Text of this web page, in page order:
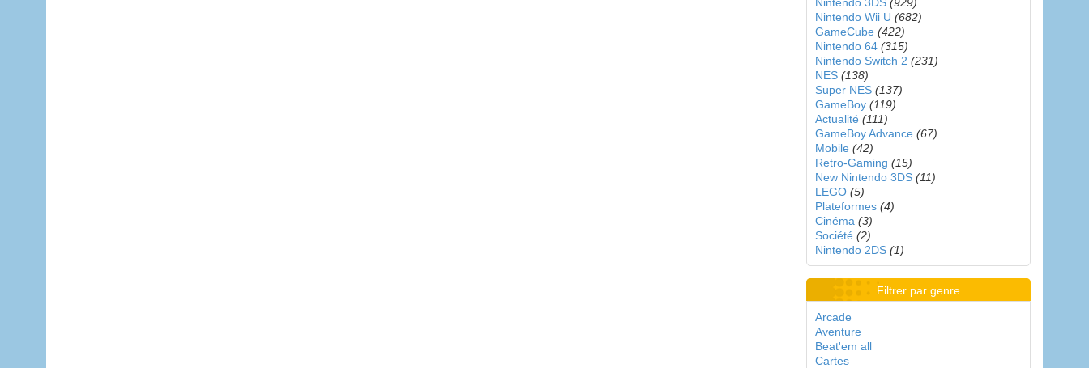
Nintendo Wii U (682)
GameCube (422)
Nintendo 64 (315)
Nintendo Switch 2 (231)
NES (138)
Super NES (137)
GameBoy (119)
Actualité (111)
GameBoy Advance (67)
Mobile (42)
Retro-Gaming (15)
New Nintendo 3DS (11)
LEGO (5)
Plateformes (4)
Cinéma (3)
Société (2)
Nintendo 2DS (1)
Filtrer par genre
Arcade
Aventure
Beat'em all
Cartes